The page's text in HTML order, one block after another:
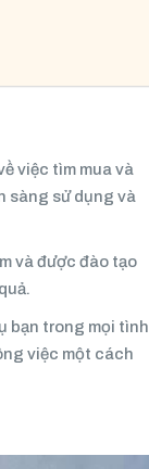
việc tìm mua và
sàng sử dụng và
và được đào tạo
bạn trong mọi tình
việc một cách